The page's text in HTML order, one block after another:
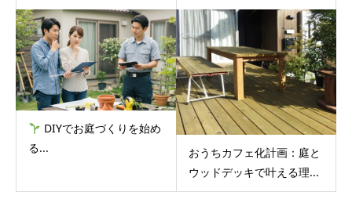
DIYでお庭づくりを始め
る...
おうちカフェ化計画：庭と
ウッドデッキで叶える理...